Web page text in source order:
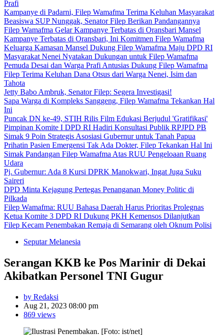
Prafi
Kampanye di Padarni, Filep Wamafma Terima Keluhan Masyarakat
Beasiswa SUP Nunggak, Senator Filep Berikan Pandangannya
Filep Wamafma Gelar Kampanye Terbatas di Oransbari Mansel
Kampanye Terbatas di Oransbari, Ini Komitmen Filep Wamafma
Keluarga Kamasan Mansel Dukung Filep Wamafma Maju DPD RI
Masyarakat Nenei Nyatakan Dukungan untuk Filep Wamafma
Pemuda Desai dan Warga Prafi Antusias Dukung Filep Wamafma
Filep Terima Keluhan Dana Otsus dari Warga Nenei, Isim dan
Tahota
Jetty Babo Ambruk, Senator Filep: Segera Investigasi!
Sapa Warga di Kompleks Sanggeng, Filep Wamafma Tekankan Hal
Ini
Puncak DN ke-49, STIH Rilis Film Edukasi Berjudul 'Gratifikasi'
Pimpinan Komite I DPD RI Hadiri Konsultasi Publik RPJPD PB
Simak 9 Poin Strategis Asosiasi Gubernur untuk Tanah Papua
Prihatin Pasien Emergensi Tak Ada Dokter, Filep Tekankan Hal Ini
Simak Pandangan Filep Wamafma Atas RUU Pengeloaan Ruang
Udara
Pj. Gubernur: Ada 8 Kursi DPRK Manokwari, Ingat Juga Suku
Saireri
DPD Minta Kejagung Pertegas Penanganan Money Politic di
Pilkada
Filep Wamafma: RUU Bahasa Daerah Harus Prioritas Prolegnas
Ketua Komite 3 DPD RI Dukung PKH Kemensos Dilanjutkan
Filep Kecam Penembakan Remaja di Semarang oleh Oknum Polisi
Seputar Melanesia
Serangan KKB ke Pos Marinir di Dekai
Akibatkan Personel TNI Gugur
by Redaksi
Aug 21, 2023 08:00 pm
869 views